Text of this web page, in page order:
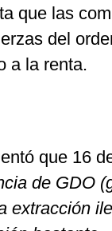
que las
del
a la renta.
que 16
de GDO
extracción